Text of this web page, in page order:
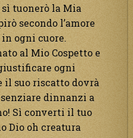
sì tuonerò la Mia
secondo l’amore
ogni cuore.
al Mio Cospetto e
ogni
il suo riscatto dovrà
dinnanzi a
Sì converti il tuo
Dio oh creatura